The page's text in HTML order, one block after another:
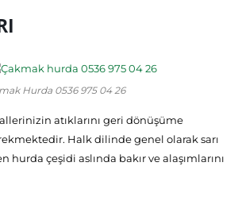
Hurda 0536 975 04 26
atıklarını geri dönüşüme
Halk dilinde genel olarak sarı
hurda çeşidi aslında bakır ve alaşımlarını